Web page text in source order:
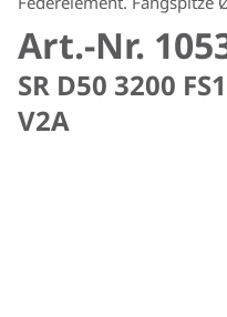
Art.-Nr.
SR D50 3200
V2A